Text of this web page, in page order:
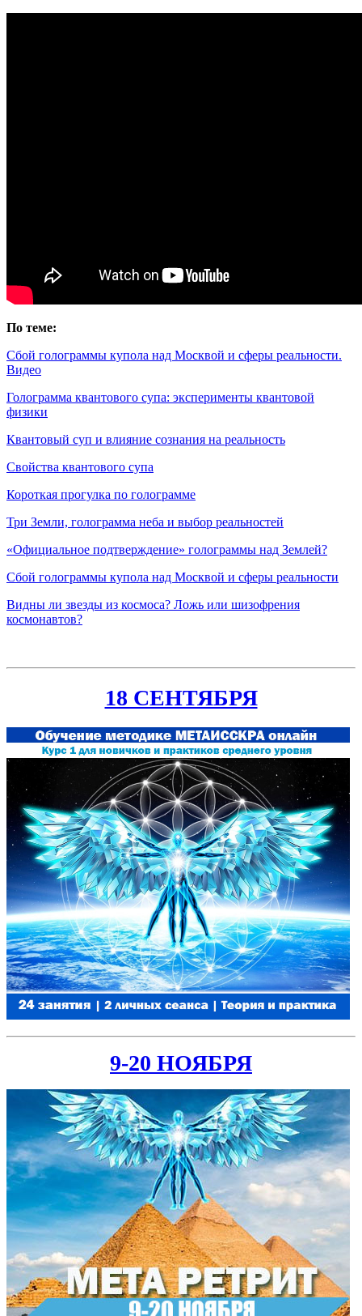
По теме:
Сбой голограммы купола над Москвой и сферы реальности.
Видео
Голограмма квантового супа: эксперименты квантовой
физики
Квантовый суп и влияние сознания на реальность
Свойства квантового супа
Короткая прогулка по голограмме
Три Земли, голограмма неба и выбор реальностей
«Официальное подтверждение» голограммы над Землей?
Сбой голограммы купола над Москвой и сферы реальности
Видны ли звезды из космоса? Ложь или шизофрения
космонавтов?
18 СЕНТЯБРЯ
9-20 НОЯБРЯ